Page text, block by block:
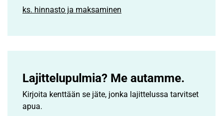
ks. hinnasto ja maksaminen
Lajittelupulmia? Me autamme.
Kirjoita kenttään se jäte, jonka lajittelussa tarvitset
apua.